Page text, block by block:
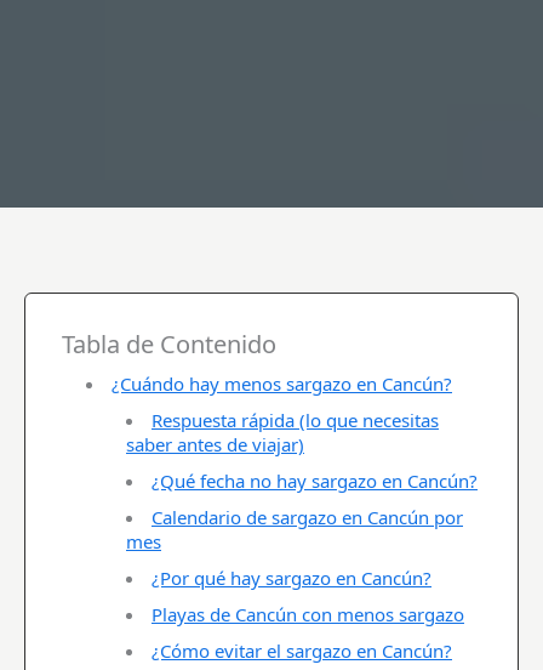
Tabla de Contenido
¿Cuándo hay menos sargazo en Cancún?
Respuesta rápida (lo que necesitas
saber antes de viajar)
¿Qué fecha no hay sargazo en Cancún?
Calendario de sargazo en Cancún por
mes
¿Por qué hay sargazo en Cancún?
Playas de Cancún con menos sargazo
¿Cómo evitar el sargazo en Cancún?